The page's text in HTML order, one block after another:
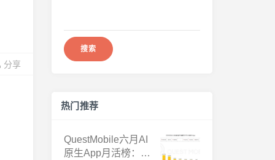
分享
热门推荐
QuestMobile六月AI
原生App月活榜：豆